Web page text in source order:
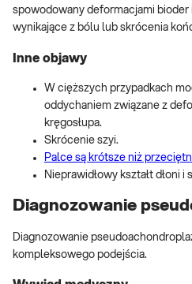
spowodowany deformacjami bioder
wynikające z bólu lub skrócenia
Inne objawy
W cięższych przypadkach
oddychaniem związane z
kręgosłupa.
Skrócenie szyi.
Palce są krótsze niż
Nieprawidłowy kształt dłoni i
Diagnozowanie
Diagnozowanie
kompleksowego podejścia.